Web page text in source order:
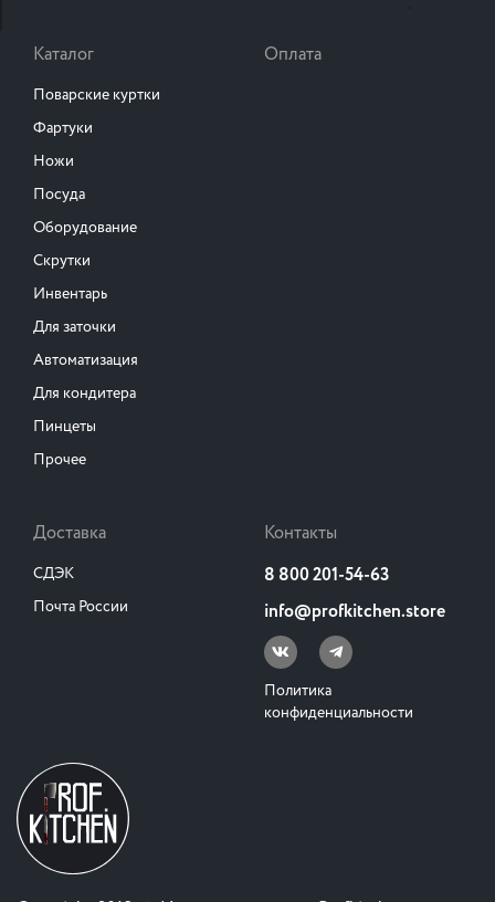
Каталог
Поварские куртки
Фартуки
Ножи
Посуда
Оборудование
Скрутки
Инвентарь
Для заточки
Автоматизация
Для кондитера
Пинцеты
Прочее
Оплата
Доставка
СДЭК
Почта России
Контакты
8 800 201-54-63
info@profkitchen.store
Политика
конфиденциальности